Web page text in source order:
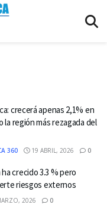
crecerá apenas 2,1% en
la región más rezagada del
360 19 ABRIL, 2026 0
crecido 3.3 % pero
riesgos externos
2026 0